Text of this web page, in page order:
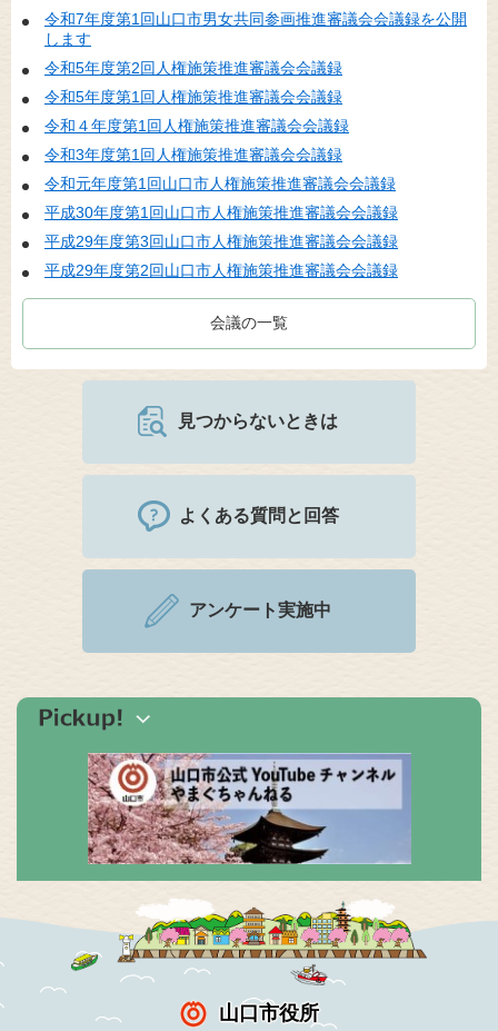
令和7年度第1回山口市男女共同参画推進審議会会議録を公開
します
令和5年度第2回人権施策推進審議会会議録
令和5年度第1回人権施策推進審議会会議録
令和４年度第1回人権施策推進審議会会議録
令和3年度第1回人権施策推進審議会会議録
令和元年度第1回山口市人権施策推進審議会会議録
平成30年度第1回山口市人権施策推進審議会会議録
平成29年度第3回山口市人権施策推進審議会会議録
平成29年度第2回山口市人権施策推進審議会会議録
会議の一覧
見つからないときは
よくある質問と回答
アンケート実施中
山口市役所